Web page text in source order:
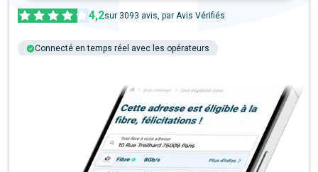
4,2sur 3093 avis, par Avis Vérifiés
Connecté en temps réel avec les opérateurs